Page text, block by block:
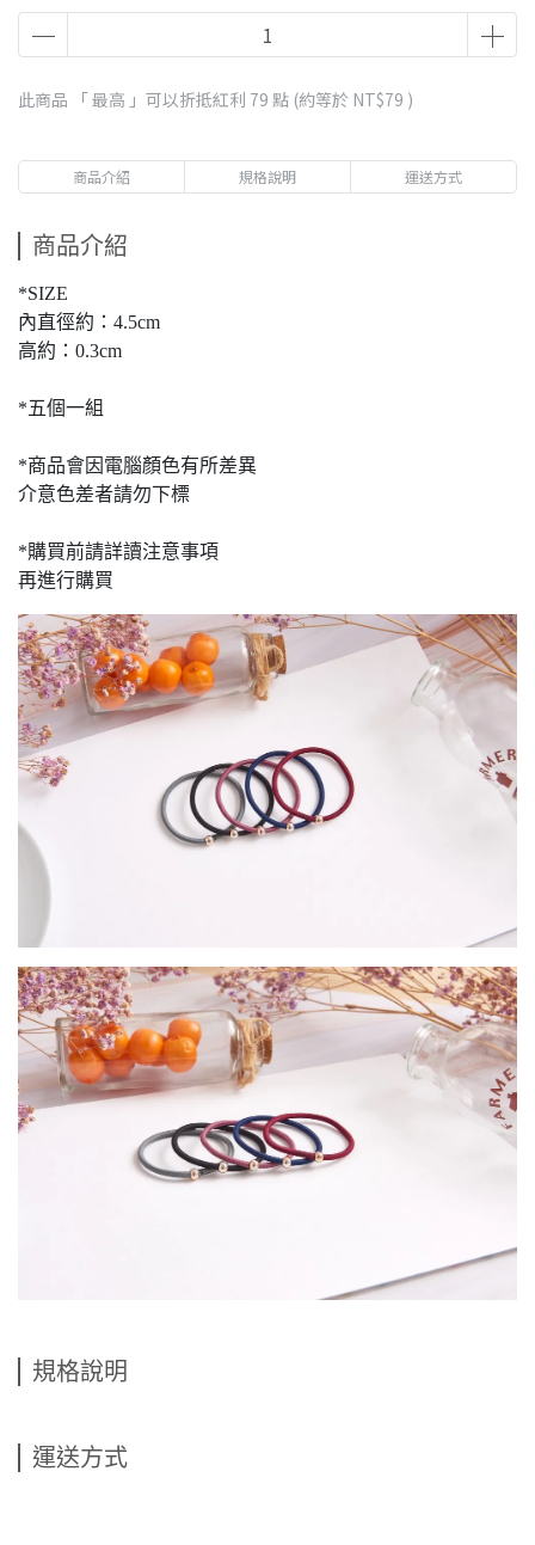
此商品 「 最高 」可以折抵紅利 79 點 (約等於 NT$79 )
商品介紹 規格說明 運送方式
商品介紹
*SIZE
內直徑約：4.5cm
高約：0.3cm
*五個一組
*商品會因電腦顏色有所差異
介意色差者請勿下標
*購買前請詳讀注意事項
再進行購買
規格說明
運送方式